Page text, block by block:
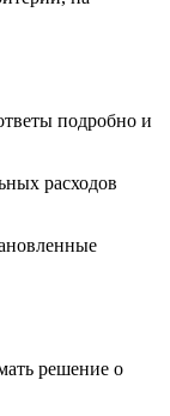
подробно и
расходов
решение о